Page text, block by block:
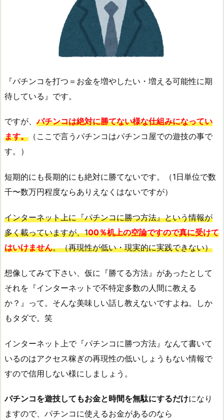
『パチンコを打つ＝お金を増やしたい・増える可能性に期
待している』です。
ですが、パチンコは絶対に勝てない様な仕組みになってい
ます。 （ここで言うパチンコはパチンコ屋での遊技の事で
す。）
短期的にも長期的にも絶対に勝てないです。（1日単位で数
千〜数万円程度ならありえなくはないですが）
インターネット上に『パチンコに勝つ方法』という情報が
多く載っていますが、100％机上の空論ですので真に受けて
はいけません。（再現性が低い・現実的に実践できない）
想像してみて下さい、仮に『勝てる方法』があったとして
それを『インターネットで不特定多数の人間に教える
か？』って。そんな美味しい話し教えないですよね。しか
もタダで。笑
インターネット上で『パチンコに勝つ方法』なんて書いて
いるのはアクセス稼ぎの再現性の低いしょうもない情報で
すので信用しない様にしましょう。
パチンコを遊技してもお金と時間を無駄にするだけになり
ますので、パチンコに使えるお金があるのなら